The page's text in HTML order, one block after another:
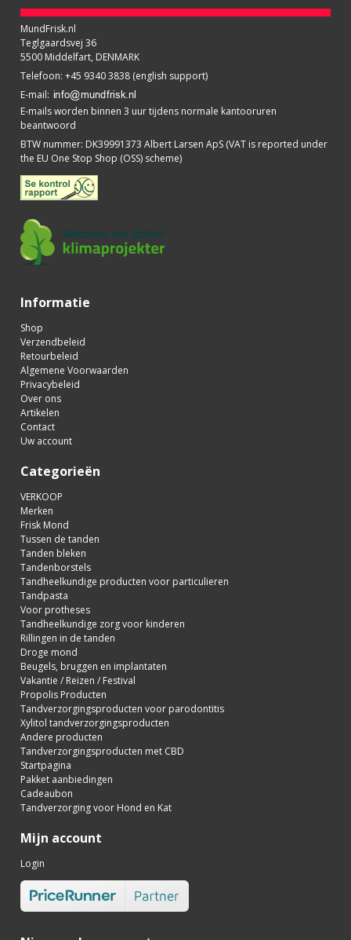
MundFrisk.nl
Teglgaardsvej 36
5500 Middelfart, DENMARK
Telefoon: +45 9340 3838 (english support)
E-mail:
E-mails worden binnen 3 uur tijdens normale kantooruren
beantwoord
BTW nummer: DK39991373 Albert Larsen ApS (VAT is reported under
the EU One Stop Shop (OSS) scheme)
Informatie
Shop
Verzendbeleid
Retourbeleid
Algemene Voorwaarden
Privacybeleid
Over ons
Artikelen
Contact
Uw account
Categorieën
VERKOOP
Merken
Frisk Mond
Tussen de tanden
Tanden bleken
Tandenborstels
Tandheelkundige producten voor particulieren
Tandpasta
Voor protheses
Tandheelkundige zorg voor kinderen
Rillingen in de tanden
Droge mond
Beugels, bruggen en implantaten
Vakantie / Reizen / Festival
Propolis Producten
Tandverzorgingsproducten voor parodontitis
Xylitol tandverzorgingsproducten
Andere producten
Tandverzorgingsproducten met CBD
Startpagina
Pakket aanbiedingen
Cadeaubon
Tandverzorging voor Hond en Kat
Mijn account
Login